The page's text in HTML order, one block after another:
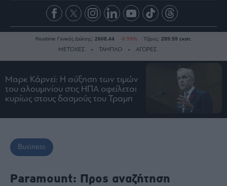
Ειδήσεις
Οικονομία
Business
Ναυτιλία
Realtime Γενικός Δείκτης: 2608.44 -0.59% Τζίρος: 289.59 εκατ.
ΜΕΤΟΧΕΣ ΤΑΜΠΛΟ ΑΓΟΡΕΣ
Μαρκ Κάρνεϊ: Η αύξηση των τιμών
του αλουμινίου στις ΗΠΑ οφείλεται
κυρίως στους δασμούς του Τραμπ
Business
Paramount: Προς αναζήτηση